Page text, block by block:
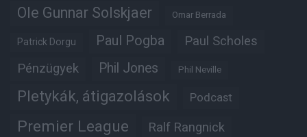
Ole Gunnar Solskjaer Omar Berrada
Patrick Dorgu Paul Pogba Paul Scholes
Pénzügyek Phil Jones Phil Neville
Pletykák, átigazolások Podcast
Premier League Ralf Rangnick